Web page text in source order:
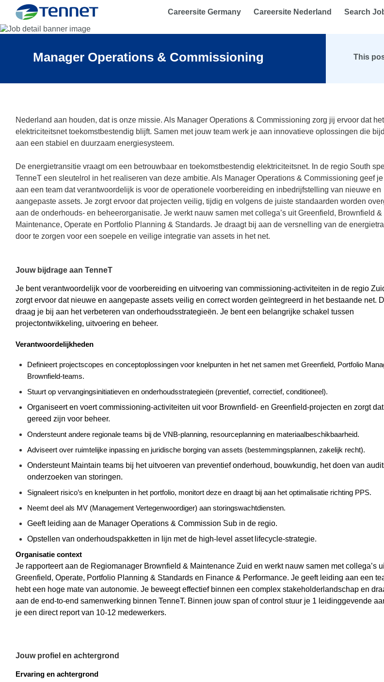
TenneT Careersite Germany Careersite Nederland Search
Manager Operations & Commissioning This
Nederland aan houden, dat is onze missie. Als Manager Operations & Commissioning zorg jij ervoor dat het
elektriciteitsnet toekomstbestendig blijft. Samen met jouw team werk je aan innovatieve oplossingen die
aan een stabiel en duurzaam energiesysteem.
De energietransitie vraagt om een betrouwbaar en toekomstbestendig elektriciteitsnet. In de regio South
TenneT een sleutelrol in het realiseren van deze ambitie. Als Manager Operations & Commissioning geef
aan een team dat verantwoordelijk is voor de operationele voorbereiding en inbedrijfstelling van nieuwe en
aangepaste assets. Je zorgt ervoor dat projecten veilig, tijdig en volgens de juiste standaarden worden
aan de onderhouds- en beheerorganisatie. Je werkt nauw samen met collega’s uit Greenfield, Brownfield &
Maintenance, Operate en Portfolio Planning & Standards. Je draagt bij aan de versnelling van de
door te zorgen voor een soepele en veilige integratie van assets in het net.
Jouw bijdrage aan TenneT
Je bent verantwoordelijk voor de voorbereiding en uitvoering van commissioning-activiteiten in de regio
zorgt ervoor dat nieuwe en aangepaste assets veilig en correct worden geïntegreerd in het bestaande net.
draag je bij aan het verbeteren van onderhoudsstrategieën. Je bent een belangrijke schakel tussen
projectontwikkeling, uitvoering en beheer.
Verantwoordelijkheden
Definieert projectscopes en conceptoplossingen voor knelpunten in het net samen met Greenfield, Portfolio
Brownfield-teams.
Stuurt op vervangingsinitiatieven en onderhoudsstrategieën (preventief, correctief, conditioneel).
Organiseert en voertcommissioning-activiteiten uit voor Brownfield- en Greenfield-projecten en zorgt
gereed zijn voor beheer.
Ondersteunt andere regionale teams bij de VNB-planning, resourceplanning en materiaalbeschikbaarheid.
Adviseert over ruimtelijke inpassing en juridische borging van assets (bestemmingsplannen, zakelijk recht).
Ondersteunt Maintain teams bij het uitvoeren van preventief onderhoud, bouwkundig, het doen van
onderzoeken van storingen.
Signaleert risico’s en knelpunten in het portfolio, monitort deze en draagt bij aan het optimalisatie richting PPS.
Neemt deel als MV (Management Vertegenwoordiger) aan storingswachtdiensten.
Geeft leiding aan de Manager Operations & Commission Sub in de regio.
Opstellen van onderhoudspakketten in lijn met de high-level asset lifecycle-strategie.
Organisatie context
Je rapporteert aan de Regiomanager Brownfield & Maintenance Zuid en werkt nauw samen met collega’s
Greenfield, Operate, Portfolio Planning & Standards en Finance & Performance. Je geeft leiding aan een
hebt een hoge mate van autonomie. Je beweegt effectief binnen een complex stakeholderlandschap en
aan de end-to-end samenwerking binnen TenneT. Binnen jouw span of control stuur je 1 leidinggevende
je een direct report van 10-12 medewerkers.
Jouw profiel en achtergrond
Ervaring en achtergrond